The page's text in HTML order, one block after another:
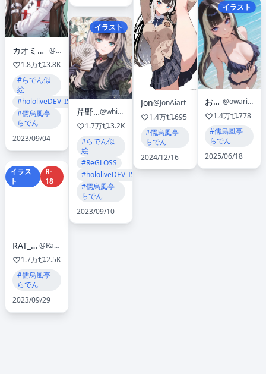
カオミン@画集『雅-MIYABI-』1/26発売
@kaoming775
1.8万
3.8K
#らでん似
絵
#hololiveDEV_IS
#儒烏風亭
らでん
2023/09/04
イラス
ト
R-
18
RAT_Huang🔞NSFW
@Rat_Huang_NSFW
1.7万
2.5K
#儒烏風亭
らでん
2023/09/29
イラスト
芹野いつき
@white_neige
1.7万
3.2K
#らでん似
絵
#ReGLOSS
#hololiveDEV_IS
#儒烏風亭
らでん
2023/09/10
Jon@JonAiart
1.4万
695
#儒烏風亭
らでん
2024/12/16
イラスト
おわり
@owari_yoyo
1.4万
778
#儒烏風亭
らでん
2025/06/18